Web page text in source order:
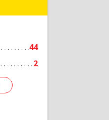
44
2